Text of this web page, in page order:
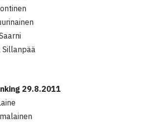
29.8.2011